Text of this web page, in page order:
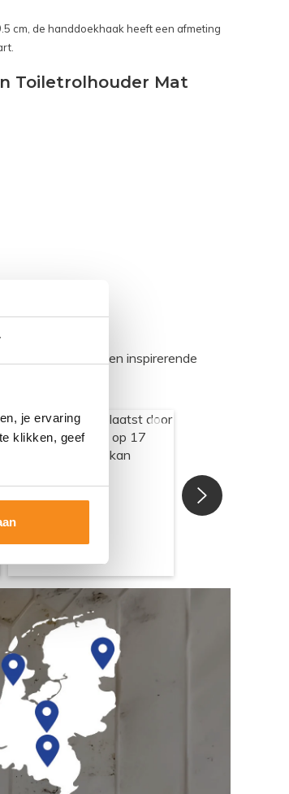
je ervaring
klikken, geef
cm, de handdoekhaak heeft een afmeting
Toiletrolhouder Mat
bouwen we een inspirerende